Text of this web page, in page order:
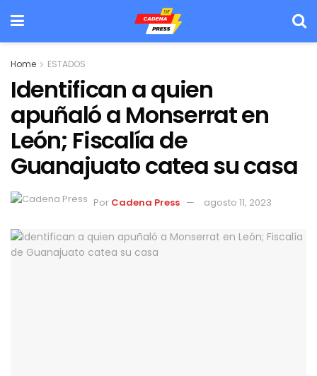
Home ESTADOS
Identifican a quien
apuñaló a Monserrat en
León; Fiscalía de
Guanajuato catea su casa
Por Cadena Press agosto 11, 2023